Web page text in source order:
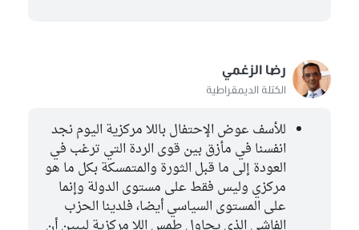
رضا الزغمي
الكتلة الديمقراطية
للأسف عوض الإحتفال باللا مركزية اليوم نجد
انفسنا في مأزق بين قوى الردة التي ترغب في
العودة إلى ما قبل الثورة والمتمسكة بكل ما هو
مركزي وليس فقط على مستوى الدولة وإنما
على المستوى السياسي أيضا، فلدينا الحزب